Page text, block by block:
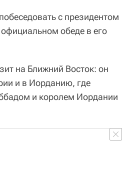
с президентом
обеде в его
на Ближний Восток: он
и в Иорданию, где
и королем Иордании